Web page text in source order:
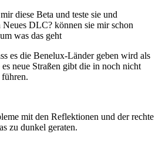
diese Beta und teste sie und
Neues DLC? können sie mir schon
was das geht
es die Benelux-Länder geben wird als
neue Straßen gibt die in noch nicht
mit den Reflektionen und der rechte
zu dunkel geraten.